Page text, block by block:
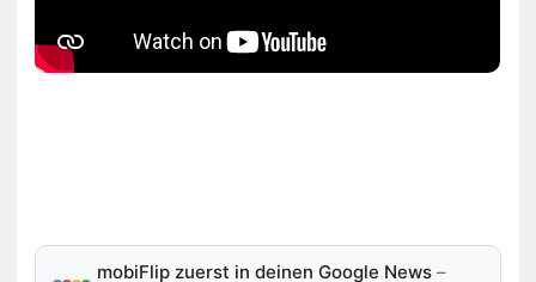
mobiFlip zuerst in deinen Google News –